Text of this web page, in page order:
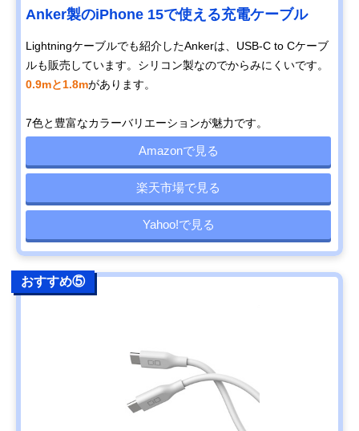
Anker製のiPhone 15で使える充電ケーブル
Lightningケーブルでも紹介したAnkerは、USB-C to Cケーブ
ルも販売しています。シリコン製なのでからみにくいです。
0.9mと1.8mがあります。
7色と豊富なカラーバリエーションが魅力です。
Amazonで見る
楽天市場で見る
Yahoo!で見る
おすすめ⑤